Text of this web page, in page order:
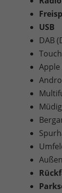
USB
DAB
Apple